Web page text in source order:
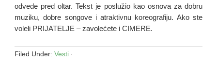
odvede pred oltar. Tekst je poslužio kao osnova za dobru
muziku, dobre songove i atraktivnu koreografiju. Ako ste
voleli PRIJATELJE – zavolećete i CIMERE.
Filed Under: Vesti ·